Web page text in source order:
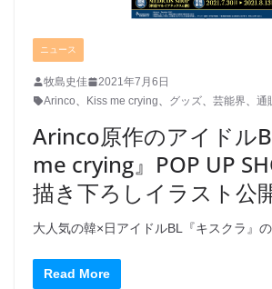
ニュース
牧島史佳
2021年7月6日
Arinco
Kiss me crying グッズ 芸能界 通
Arinco原作のアイドル
me crying』POP UP
描き下ろしイラスト公
大人気の韓×日アイドルBL『キスクラ』の
Read More